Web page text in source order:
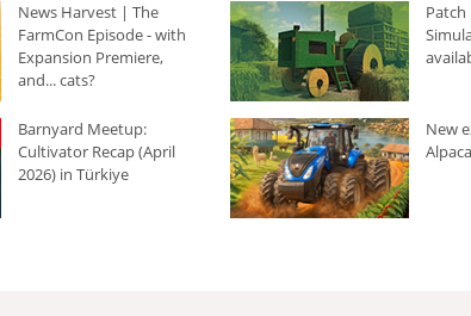
News Harvest | The
FarmCon Episode - with
Expansion Premiere,
and... cats?
Patch
Barnyard Meetup:
Cultivator Recap (April
2026) in Türkiye
New